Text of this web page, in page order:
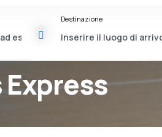
Destinazione